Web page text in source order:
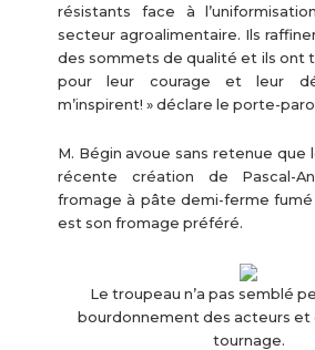
résistants face à
secteur agroalimentaire. Ils
des sommets de qualité et ils ont
pour leur courage et leur
m’inspirent! » déclare le porte-
M. Bégin avoue sans retenue que
récente création de Pascal-
fromage à pâte demi-ferme fumé
est son fromage préféré.
Le troupeau n’a pas semblé
bourdonnement des acteurs et
tournage.